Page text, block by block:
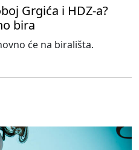
Grgića i HDZ-a?
bira
će na birališta.